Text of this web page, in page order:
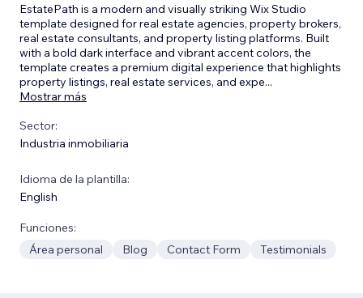
EstatePath is a modern and visually striking Wix Studio
template designed for real estate agencies, property brokers,
real estate consultants, and property listing platforms. Built
with a bold dark interface and vibrant accent colors, the
template creates a premium digital experience that highlights
property listings, real estate services, and expe...
Mostrar más
Sector:
Industria inmobiliaria
Idioma de la plantilla:
English
Funciones:
Área personal
Blog Contact Form Testimonials